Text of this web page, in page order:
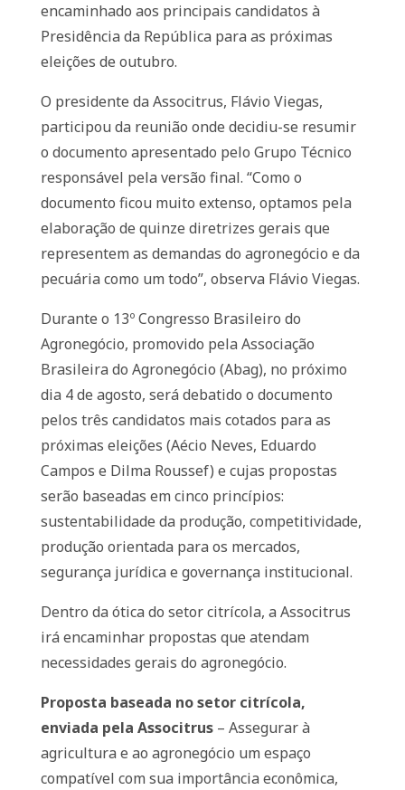
encaminhado aos principais candidatos à
Presidência da República para as próximas
eleições de outubro.
O presidente da Associtrus, Flávio Viegas,
participou da reunião onde decidiu-se resumir
o documento apresentado pelo Grupo Técnico
responsável pela versão final. “Como o
documento ficou muito extenso, optamos pela
elaboração de quinze diretrizes gerais que
representem as demandas do agronegócio e da
pecuária como um todo”, observa Flávio Viegas.
Durante o 13º Congresso Brasileiro do
Agronegócio, promovido pela Associação
Brasileira do Agronegócio (Abag), no próximo
dia 4 de agosto, será debatido o documento
pelos três candidatos mais cotados para as
próximas eleições (Aécio Neves, Eduardo
Campos e Dilma Roussef) e cujas propostas
serão baseadas em cinco princípios:
sustentabilidade da produção, competitividade,
produção orientada para os mercados,
segurança jurídica e governança institucional.
Dentro da ótica do setor citrícola, a Associtrus
irá encaminhar propostas que atendam
necessidades gerais do agronegócio.
Proposta baseada no setor citrícola,
enviada pela Associtrus– Assegurar à
agricultura e ao agronegócio um espaço
compatível com sua importância econômica,